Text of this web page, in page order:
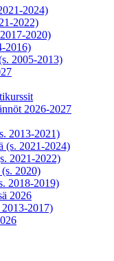
2024)
2022)
2020)
2016)
2005-2013)
2026-2027
2013-2021)
(s. 2021-2024)
2021-2022)
2020)
2018-2019)
2026
2013-2017)